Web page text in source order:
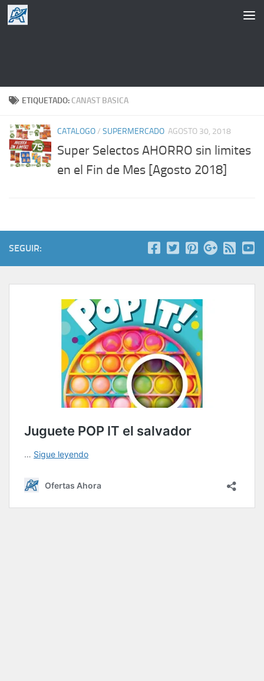
Saltar al contenido
ETIQUETADO: CANAST BASICA
CATALOGO/ SUPERMERCADO AGOSTO 30, 2018
Super Selectos AHORRO sin limites
en el Fin de Mes [Agosto 2018]
SEGUIR: